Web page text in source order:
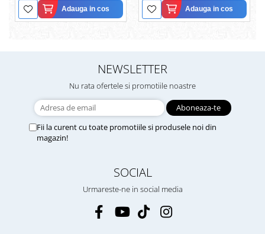
Adauga in cos Adauga in cos
NEWSLETTER
Nu rata ofertele si promotiile noastre
Fii la curent cu toate promotiile si produsele noi din
magazin!
SOCIAL
Urmareste-ne in social media